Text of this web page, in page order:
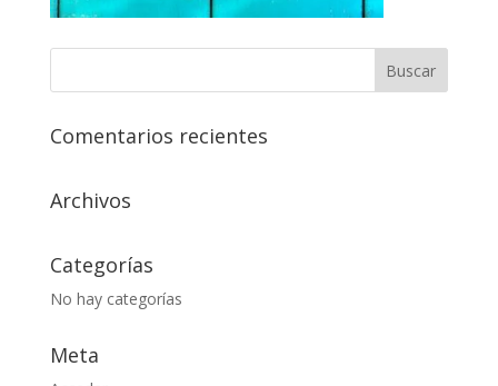
Comentarios recientes
Archivos
Categorías
No hay categorías
Meta